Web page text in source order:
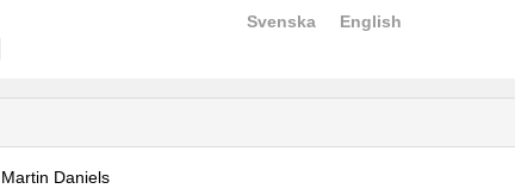
Svenska English
Martin Daniels